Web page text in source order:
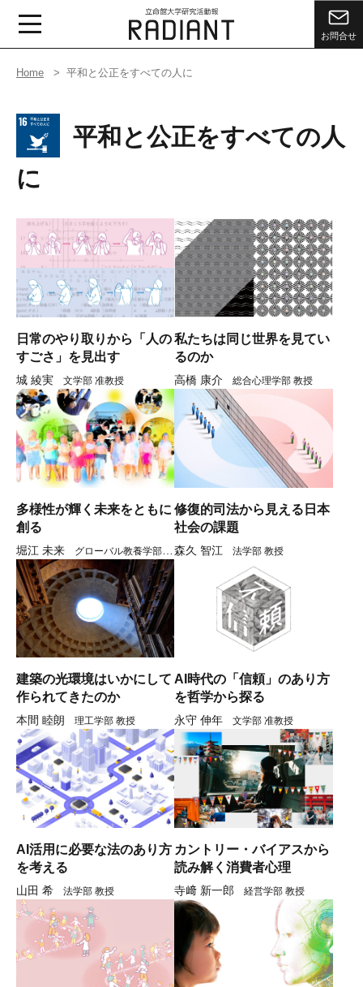
お問合せ
Home 平和と公正をすべての人に
平和と公正をすべての人
に
日常のやり取りから「人の
すごさ」を見出す
城 綾実 文学部 准教授
私たちは同じ世界を見てい
るのか
高橋 康介 総合心理学部 教授
多様性が輝く未来をともに
創る
堀江 未来
グローバル教養学部 教
授
修復的司法から見える日本
社会の課題
森久 智江 法学部 教授
建築の光環境はいかにして
作られてきたのか
本間 睦朗 理工学部 教授
AI時代の「信頼」のあり方
を哲学から探る
永守 伸年 文学部 准教授
AI活用に必要な法のあり方
を考える
山田 希 法学部 教授
カントリー・バイアスから
読み解く消費者心理
寺﨑 新一郎 経営学部 教授